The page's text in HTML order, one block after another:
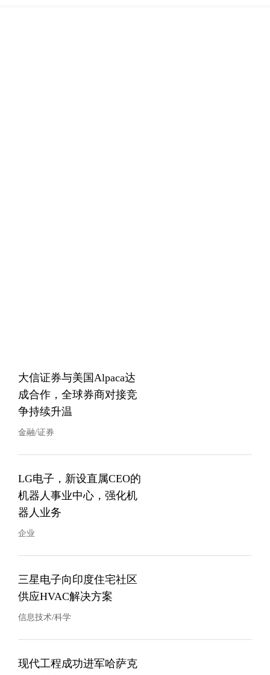
大信证券与美国Alpaca达
成合作，全球券商对接竞
争持续升温
金融/证券
LG电子，新设直属CEO的
机器人事业中心，强化机
器人业务
企业
三星电子向印度住宅社区
供应HVAC解决方案
信息技术/科学
现代工程成功进军哈萨克